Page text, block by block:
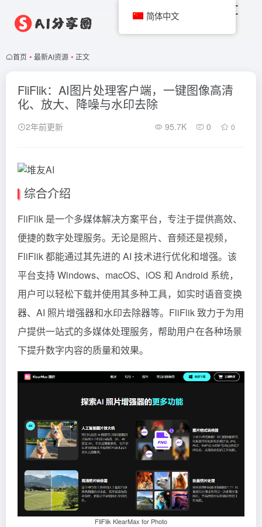
首页 • 最新AI资源 • 正文
FliFlik：AI图片处理客户端，一键图像高清
化、放大、降噪与水印去除
2年前更新 95.7K 0 0
综合介绍
FliFlik 是一个多媒体解决方案平台，专注于提供高效、
便捷的数字处理服务。无论是照片、音频还是视频，
FliFlik 都能通过其先进的 AI 技术进行优化和增强。该
平台支持 Windows、macOS、iOS 和 Android 系统，
用户可以轻松下载并使用其多种工具，如实时语音变换
器、AI 照片增强器和水印去除器等。FliFlik 致力于为用
户提供一站式的多媒体处理服务，帮助用户在各种场景
下提升数字内容的质量和效果。
FliFlik KlearMax for Photo
简体中文